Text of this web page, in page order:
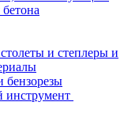
и степлеры и
бензорезы
инструмент